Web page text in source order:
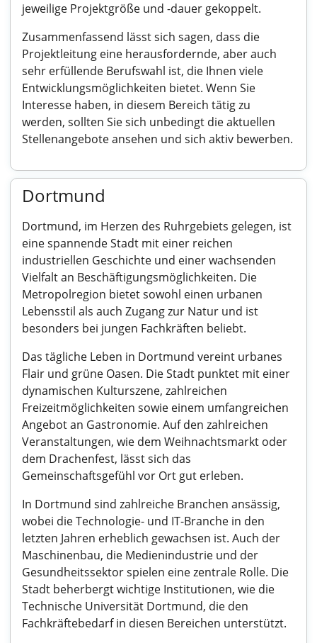
jeweilige Projektgröße und -dauer gekoppelt.
Zusammenfassend lässt sich sagen, dass die
Projektleitung eine herausfordernde, aber auch
sehr erfüllende Berufswahl ist, die Ihnen viele
Entwicklungsmöglichkeiten bietet. Wenn Sie
Interesse haben, in diesem Bereich tätig zu
werden, sollten Sie sich unbedingt die aktuellen
Stellenangebote ansehen und sich aktiv bewerben.
Dortmund
Dortmund, im Herzen des Ruhrgebiets gelegen, ist
eine spannende Stadt mit einer reichen
industriellen Geschichte und einer wachsenden
Vielfalt an Beschäftigungsmöglichkeiten. Die
Metropolregion bietet sowohl einen urbanen
Lebensstil als auch Zugang zur Natur und ist
besonders bei jungen Fachkräften beliebt.
Das tägliche Leben in Dortmund vereint urbanes
Flair und grüne Oasen. Die Stadt punktet mit einer
dynamischen Kulturszene, zahlreichen
Freizeitmöglichkeiten sowie einem umfangreichen
Angebot an Gastronomie. Auf den zahlreichen
Veranstaltungen, wie dem Weihnachtsmarkt oder
dem Drachenfest, lässt sich das
Gemeinschaftsgefühl vor Ort gut erleben.
In Dortmund sind zahlreiche Branchen ansässig,
wobei die Technologie- und IT-Branche in den
letzten Jahren erheblich gewachsen ist. Auch der
Maschinenbau, die Medienindustrie und der
Gesundheitssektor spielen eine zentrale Rolle. Die
Stadt beherbergt wichtige Institutionen, wie die
Technische Universität Dortmund, die den
Fachkräftebedarf in diesen Bereichen unterstützt.